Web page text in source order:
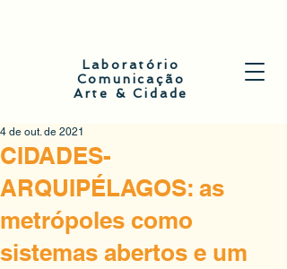
Laboratório
Comunicação
Arte & Cidade
CIDADES-
ARQUIPÉLAGOS: as
metrópoles como
sistemas abertos e um
4 de out. de 2021